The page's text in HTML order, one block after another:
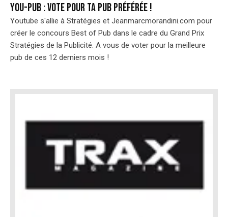
YOU-PUB : vote pour ta pub préférée !
Youtube s'allie à Stratégies et Jeanmarcmorandini.com pour
créer le concours Best of Pub dans le cadre du Grand Prix
Stratégies de la Publicité. A vous de voter pour la meilleure
pub de ces 12 derniers mois !